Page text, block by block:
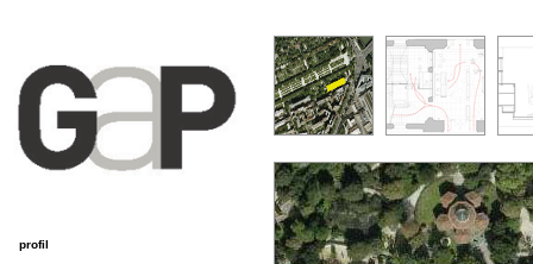
profil